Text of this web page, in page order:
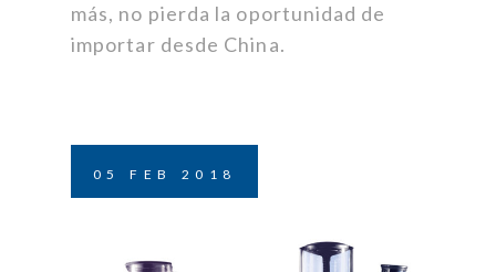
más, no pierda la oportunidad de
importar desde China.
05 FEB 2018